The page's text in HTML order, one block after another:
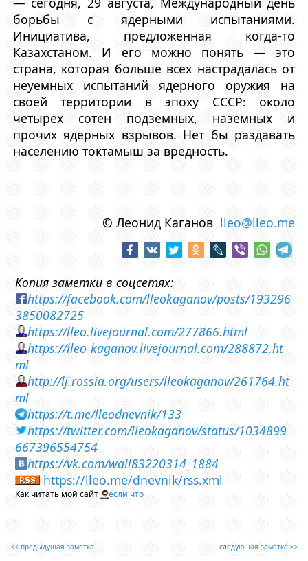
борьбы с ядерными испытаниями.
Инициатива, предложенная когда-то
Казахстаном. И его можно понять — это
страна, которая больше всех настрадалась от
неуемных испытаний ядерного оружия на
своей территории в эпоху СССР: около
четырех сотен подземных, наземных и
прочих ядерных взрывов. Нет бы раздавать
населению токтамыш за вредность.
© Леонид Каганов lleo@lleo.me
Копия заметки в соцсетях:
https://facebook.com/lleokaganov/posts/193296
3850082725
https://lleo.livejournal.com/277866.html
https://lleo-kaganov.livejournal.com/288872.ht
ml
http://lj.rossia.org/users/lleokaganov/261764.ht
ml
https://t.me/lleodnevnik/133
https://twitter.com/lleokaganov/status/1034899
667396554754
https://vk.com/wall83220314_1884
https://lleo.me/dnevnik/rss.xml
Как читать мой сайт если что
<< предыдущая заметка следующая заметка >>